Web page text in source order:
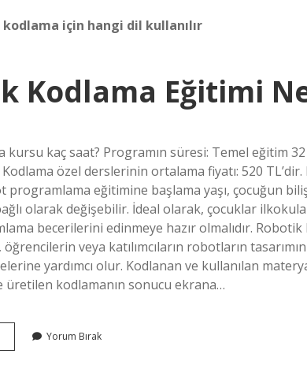
için hangi dil kullanılır
Kodlama Eğitimi
kursu kaç saat? Programın süresi: Temel eğitim
özel derslerinin ortalama fiyatı: 520
programlama eğitimine başlama yaşı, çocuğun
olarak değişebilir. İdeal olarak, çocuklar
becerilerini edinmeye hazır olmalıdır.
veya katılımcıların robotların
yardımcı olur. Kodlanan ve kullanılan
üretilen kodlamanın sonucu ekrana…
Yorum Bırak